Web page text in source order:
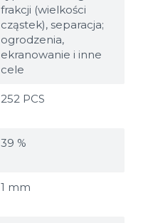
frakcji (wielkości
cząstek), separacja;
ogrodzenia,
ekranowanie i inne
cele
252 PCS
39 %
1 mm